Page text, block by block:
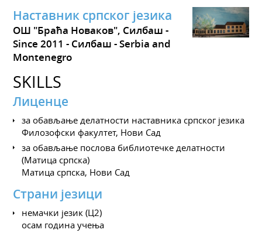
Наставник српског језика
ОШ "Браћа Новаков", Силбаш
Since 2011 Силбаш
Serbia and
Montenegro
SKILLS
Лиценце
за обављање делатности наставника српског језика
Филозофски факултет, Нови Сад
за обављање послова библиотечке делатности
(Матица српска)
Матица српска, Нови Сад
Страни језици
немачки језик (Ц2)
осам година учења